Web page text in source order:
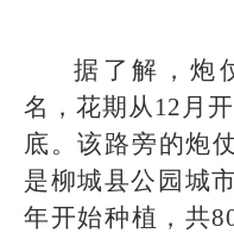
据了解，炮
名，花期从12月
底。该路旁的炮
是柳城县公园城
年开始种植，共